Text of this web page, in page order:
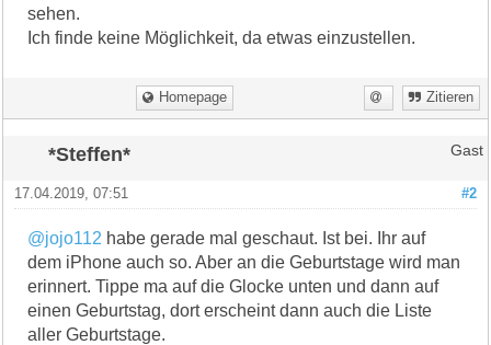
sehen.
Ich finde keine Möglichkeit, da etwas einzustellen.
Homepage Zitieren
*Steffen* Gast
#2
17.04.2019, 07:51
@jojo112 habe gerade mal geschaut. Ist bei. Ihr auf
dem iPhone auch so. Aber an die Geburtstage wird man
erinnert. Tippe ma auf die Glocke unten und dann auf
einen Geburtstag, dort erscheint dann auch die Liste
aller Geburtstage.